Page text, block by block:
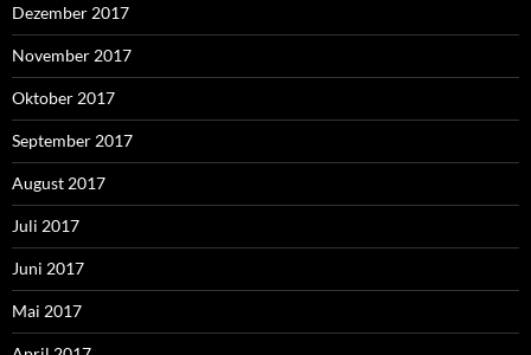
Dezember 2017
November 2017
Oktober 2017
September 2017
August 2017
Juli 2017
Juni 2017
Mai 2017